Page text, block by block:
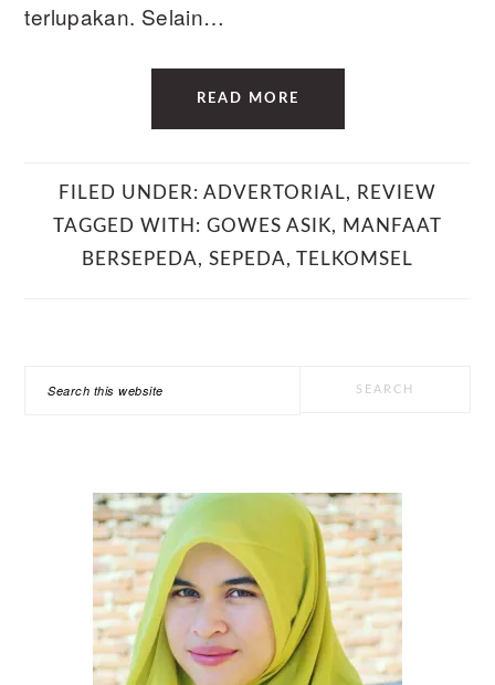
terlupakan. Selain…
READ MORE
FILED UNDER: ADVERTORIAL, REVIEW
TAGGED WITH: GOWES ASIK, MANFAAT
BERSEPEDA, SEPEDA, TELKOMSEL
Search